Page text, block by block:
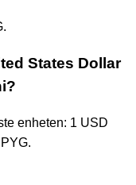
States Dollar
enheten: 1 USD